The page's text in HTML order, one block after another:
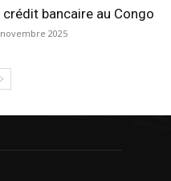
bancaire au Congo
2025